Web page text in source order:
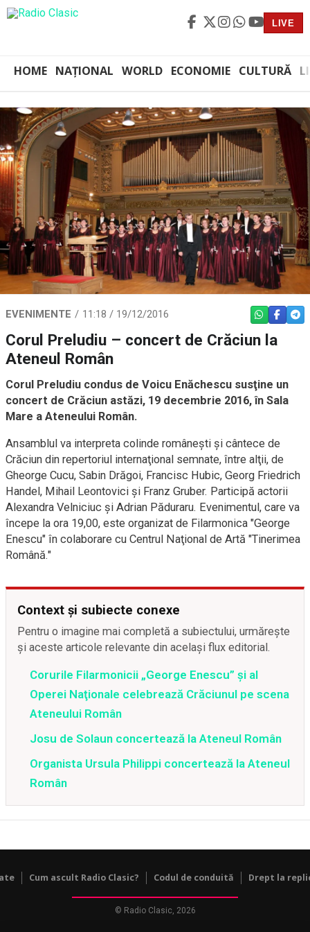
LIVE
HOME NAȚIONAL WORLD ECONOMIE CULTURĂ
EVENIMENTE 11:18 / 19/12/2016 WHATSAPP
Corul Preludiu – concert de Crăciun la
Ateneul Român
Corul Preludiu condus de Voicu Enăchescu susţine un
concert de Crăciun astăzi, 19 decembrie 2016, în Sala
Mare a Ateneului Român.
Ansamblul va interpreta colinde româneşti şi cântece de
Crăciun din repertoriul internaţional semnate, între alţii, de
Gheorge Cucu, Sabin Drăgoi, Francisc Hubic, Georg Friedrich
Handel, Mihail Leontovici şi Franz Gruber. Participă actorii
Alexandra Velniciuc şi Adrian Păduraru. Evenimentul, care va
începe la ora 19,00, este organizat de Filarmonica "George
Enescu" în colaborare cu Centrul Naţional de Artă "Tinerimea
Română."
Context și subiecte conexe
Pentru o imagine mai completă a subiectului, urmărește
și aceste articole relevante din același flux editorial.
Corurile Filarmonicii „George Enescu” şi al
Operei Naţionale celebrează Crăciunul pe scena
Ateneului Român
Josu de Solaun concertează la Ateneul Român
Organista Ursula Philippi concertează la Ateneul
Român
Cum ascult Radio Clasic? Codul de conduită Drept la
© Radio Clasic, 2026